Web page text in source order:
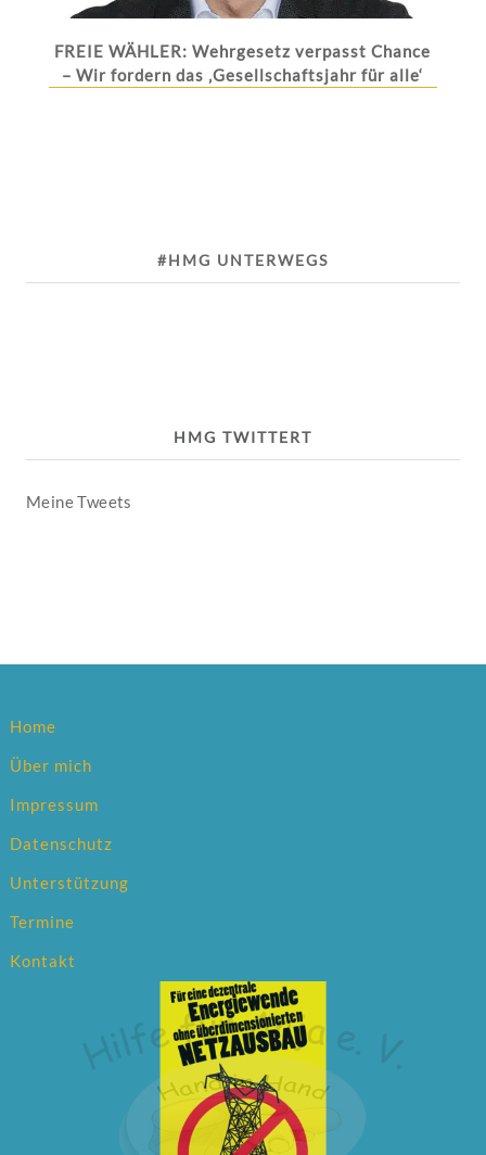
FREIE WÄHLER: Wehrgesetz verpasst Chance
– Wir fordern das ‚Gesellschaftsjahr für alle‘
#HMG UNTERWEGS
HMG TWITTERT
Meine Tweets
Home
Über mich
Impressum
Datenschutz
Unterstützung
Termine
Kontakt